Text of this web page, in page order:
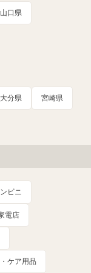
山口県
大分県 宮崎県
ビニ
電店
ケア用品